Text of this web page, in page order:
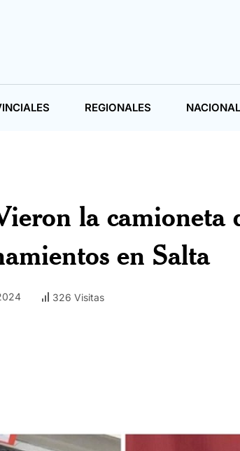
REGIONALES
la camioneta
en Salta
326 Visitas